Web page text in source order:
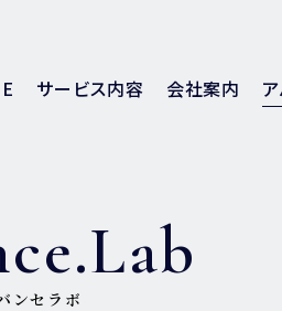
サービス内容 会社案内
ンセラボ